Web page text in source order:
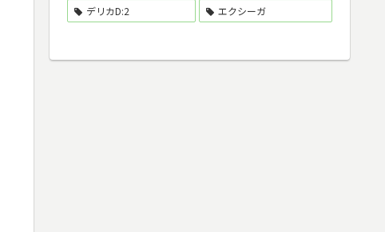
デリカD:2
エクシーガ